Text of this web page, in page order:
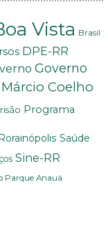
Vista Brasil
DPE-RR
Governo
Márcio Coelho
Programa
Rorainópolis Saúde
Sine-RR
Parque Anauá